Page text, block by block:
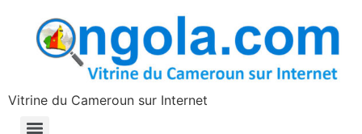
principal
Vitrine du Cameroun sur Internet